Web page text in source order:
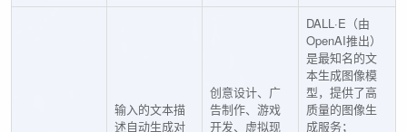
输入的文本描
述自动生成对
创意设计、广
告制作、游戏
开发、虚拟现
DALL·E（由
OpenAI推出）
是最知名的文
本生成图像模
型，提供了高
质量的图像生
成服务；